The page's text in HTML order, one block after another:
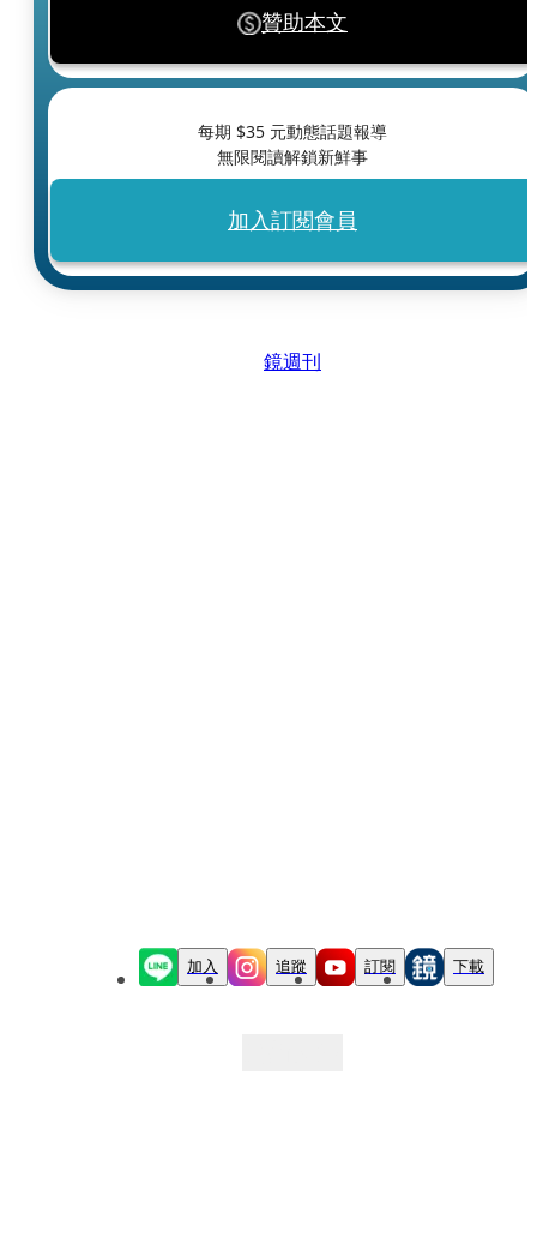
贊助本文
每期 $35 元動態話題報導
無限閱讀解鎖新鮮事
加入訂閱會員
鏡週刊
加入 追蹤 訂閱 下載